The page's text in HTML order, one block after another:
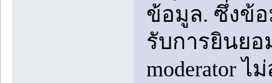
ข้อมูล. ซึ่งข้อ
รับการยินยอ
moderator